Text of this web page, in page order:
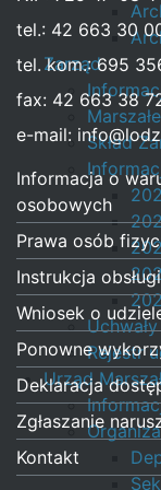
Zarząd
Skład
Rejestr
Urząd
tel.: 42 663 30
tel. kom.: 695
fax: 42 663 38
e-mail:
Zapoznaj się
Informacja o
osobowych
Prawa osób
Instrukcja
Wniosek o
Ponowne
Deklaracja
Zgłaszanie
Kontakt